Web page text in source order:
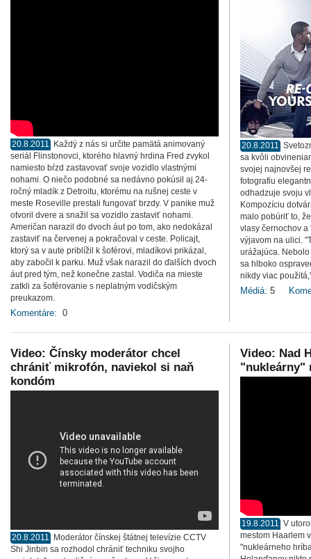
20.8.2011
Každý z nás si určite pamätá animovaný
seriál Flinstonovci, ktorého hlavný hrdina Fred zvykol
namiesto bŕzd zastavovať svoje vozidlo vlastnými
nohami. O niečo podobné sa nedávno pokúsil aj 24-
ročný mladík z Detroitu, ktorému na rušnej ceste v
meste Roseville prestali fungovať brzdy. V panike muž
otvoril dvere a snažil sa vozidlo zastaviť nohami.
Američan narazil do dvoch áut po tom, ako nedokázal
zastaviť na červenej a pokračoval v ceste. Policajt,
ktorý sa v aute priblížil k šoférovi, mladíkovi prikázal,
aby zabočil k parku. Muž však narazil do ďalších dvoch
áut pred tým, než konečne zastal. Vodiča na mieste
zatkli za šoférovanie s neplatným vodičským
preukazom.
Komentáre: 0
20.8.2011
sa kvôli
svojej najnovšej
fotografiu
odhadzuje svoju
Kompozíciu
malo pobúriť to,
vlasy černochov a
výjavom na ulici.
urážajúca.
sa hlboko
nikdy viac
Médiá: 5
Video: Čínsky moderátor chcel
chrániť mikrofón, naviekol si naň
kondóm
20.8.2011
Moderátor čínskej štátnej televízie CCTV
Shi Jinbin sa rozhodol chrániť techniku svojho
Video: Nad
"nukleárny"
19.8.2011 V
mestom Haarlem
"nukleárneho